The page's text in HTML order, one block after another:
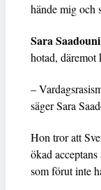
hände mig och
Sara Saadouni
hotad, däremot
–
säger Sara
Hon tror att
ökad
som förut inte